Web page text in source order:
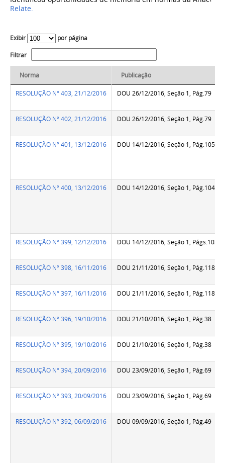
Relate.
Exibir
por página
Filtrar
Norma Publicação
RESOLUÇÃO Nº 403, 21/12/2016 DOU 26/12/2016, Seção 1, Pág.79
RESOLUÇÃO Nº 402, 21/12/2016 DOU 26/12/2016, Seção 1, Pág.79
RESOLUÇÃO Nº 401, 13/12/2016 DOU 14/12/2016, Seção 1, Pág.105
RESOLUÇÃO Nº 400, 13/12/2016 DOU 14/12/2016, Seção 1, Pág.104
RESOLUÇÃO Nº 399, 12/12/2016 DOU 14/12/2016, Seção 1, Págs.103 e
RESOLUÇÃO Nº 398, 16/11/2016 DOU 21/11/2016, Seção 1, Pág.118
RESOLUÇÃO Nº 397, 16/11/2016 DOU 21/11/2016, Seção 1, Pág.118
RESOLUÇÃO Nº 396, 19/10/2016 DOU 21/10/2016, Seção 1, Pág.38
RESOLUÇÃO Nº 395, 19/10/2016 DOU 21/10/2016, Seção 1, Pág.38
RESOLUÇÃO Nº 394, 20/09/2016 DOU 23/09/2016, Seção 1, Pág.69
RESOLUÇÃO Nº 393, 20/09/2016 DOU 23/09/2016, Seção 1, Pág.69
RESOLUÇÃO Nº 392, 06/09/2016 DOU 09/09/2016, Seção 1, Pág.49